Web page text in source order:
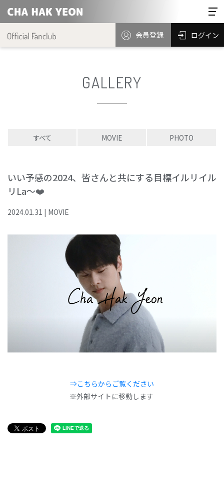
会員登録 ログイン
GALLERY
すべて MOVIE PHOTO
いい予感の2024、皆さんと共にする目標イルリイル
リLa～❤️
2024.01.31 | MOVIE
⇒こちらからご覧ください
※外部サイトに移動します